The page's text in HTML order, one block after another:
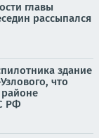
главы
рассыпался
здание
что
районе
РФ